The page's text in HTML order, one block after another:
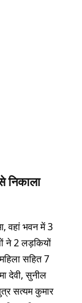
निकाला
वहां भवन में 3
ने 2 लड़कियों
सहित 7
देवी, सुनील
सत्यम कुमार